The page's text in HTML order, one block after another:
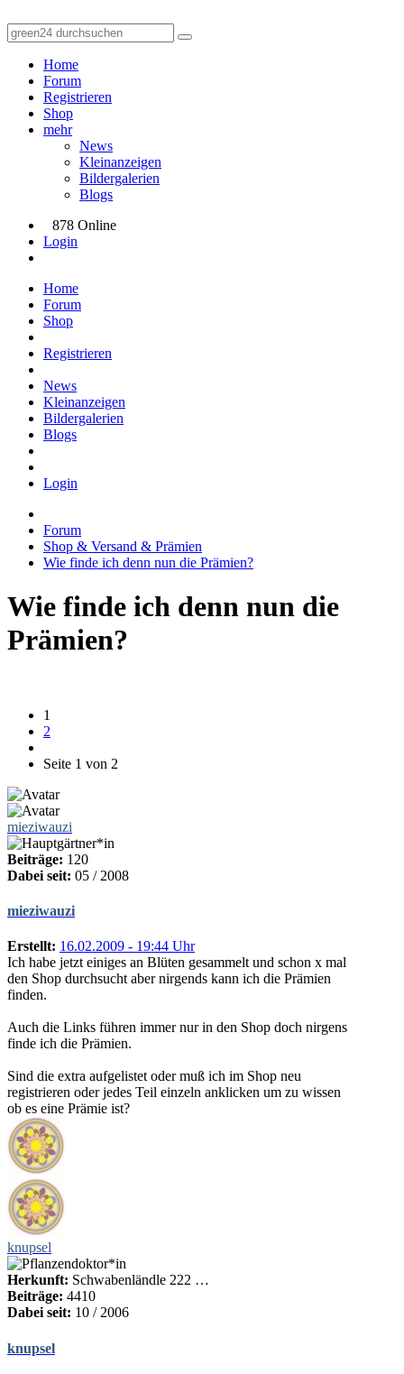
Home
Forum
Registrieren
Shop
mehr
News
Kleinanzeigen
Bildergalerien
Blogs
878 Online
Login
Home
Forum
Shop
Registrieren
News
Kleinanzeigen
Bildergalerien
Blogs
Login
Forum
Shop & Versand & Prämien
Wie finde ich denn nun die Prämien?
Wie finde ich denn nun die
Prämien?
1
2
Seite 1 von 2
mieziwauzi
Beiträge: 120
Dabei seit: 05 / 2008
mieziwauzi
Erstellt: 16.02.2009 - 19:44 Uhr
Ich habe jetzt einiges an Blüten gesammelt und schon x mal
den Shop durchsucht aber nirgends kann ich die Prämien
finden.
Auch die Links führen immer nur in den Shop doch nirgens
finde ich die Prämien.
Sind die extra aufgelistet oder muß ich im Shop neu
registrieren oder jedes Teil einzeln anklicken um zu wissen
ob es eine Prämie ist?
knupsel
Herkunft: Schwabenländle 222 …
Beiträge: 4410
Dabei seit: 10 / 2006
knupsel